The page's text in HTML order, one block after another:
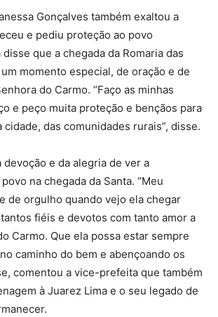
Gonçalves também exaltou a
e pediu proteção ao povo
que a chegada da Romaria das
momento especial, de oração e de
do Carmo. “Faço as minhas
e peço muita proteção e bençãos para
cidade, das comunidades rurais”, disse.
devoção e da alegria de ver a
na chegada da Santa. “Meu
de orgulho quando vejo ela chegar
fiéis e devotos com tanto amor a
Carmo. Que ela possa estar sempre
caminho do bem e abençoando os
comentou a vice-prefeita que também
à Juarez Lima e o seu legado de